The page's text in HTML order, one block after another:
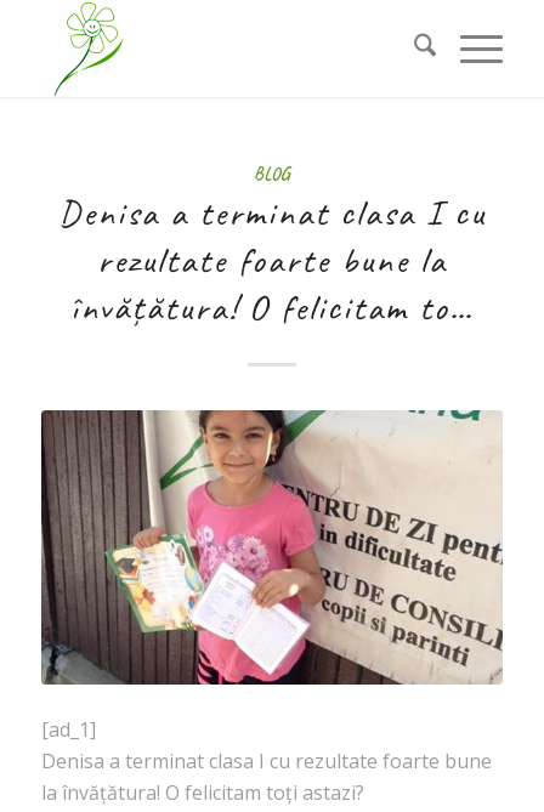
BLOG
Denisa a terminat clasa I cu
rezultate foarte bune la
învățătura! O felicitam to…
[ad_1]
Denisa a terminat clasa I cu rezultate foarte bune
la învățătura! O felicitam toți astazi?